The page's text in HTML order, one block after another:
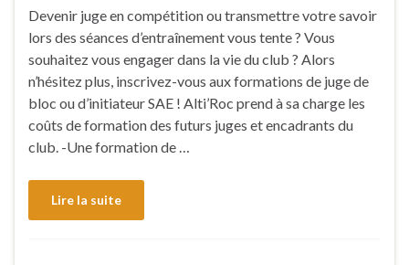
Devenir juge en compétition ou transmettre votre savoir
lors des séances d’entraînement vous tente ? Vous
souhaitez vous engager dans la vie du club ? Alors
n’hésitez plus, inscrivez-vous aux formations de juge de
bloc ou d’initiateur SAE ! Alti’Roc prend à sa charge les
coûts de formation des futurs juges et encadrants du
club. -Une formation de …
Lire la suite